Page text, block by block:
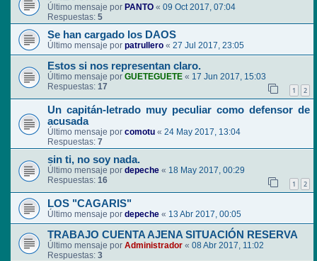
Último mensaje por PANTO « 09 Oct 2017, 07:04
Respuestas: 5
Se han cargado los DAOS
Último mensaje por patrullero « 27 Jul 2017, 23:05
Estos si nos representan claro.
Último mensaje por GUETEGUETE « 17 Jun 2017, 15:03
Respuestas: 17 1 2
Un capitán-letrado muy peculiar como defensor de
acusada
Último mensaje por comotu « 24 May 2017, 13:04
Respuestas: 7
sin ti, no soy nada.
Último mensaje por depeche « 18 May 2017, 00:29
Respuestas: 16 1 2
LOS "CAGARIS"
Último mensaje por depeche « 13 Abr 2017, 00:05
TRABAJO CUENTA AJENA SITUACIÓN RESERVA
Último mensaje por Administrador « 08 Abr 2017, 11:02
Respuestas: 3